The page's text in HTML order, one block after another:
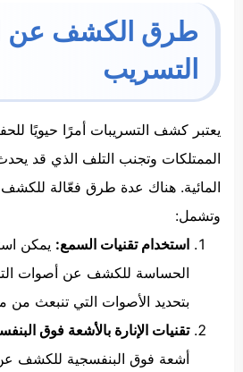
طرق الكشف عن
التسريب
يعتبر كشف التسريبات أمرًا حيويًا
الممتلكات وتجنب التلف الذي قد
المائية. هناك عدة طرق فعّالة
وتشمل:
استخدام تقنيات السمع: يمكن
الحساسة للكشف عن أصوات
بتحديد الأصوات التي تنبعث من
تقنيات الإنارة بالأشعة فوق
أشعة فوق البنفسجية للكشف